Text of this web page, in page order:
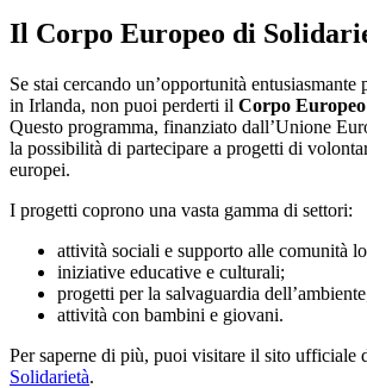
Il Corpo Europeo di
Se stai cercando un’opportunità
in Irlanda, non puoi perderti il Corpo
Questo programma, finanziato dall’Unione
la possibilità di partecipare a progetti di
europei.
I progetti coprono una vasta gamma di settori:
attività sociali e supporto alle comunità
iniziative educative e culturali;
progetti per la salvaguardia
attività con bambini e giovani.
Per saperne di più, puoi visitare il sito ufficiale
Solidarietà.